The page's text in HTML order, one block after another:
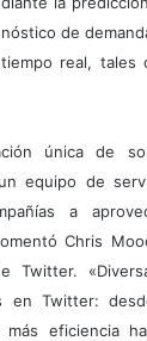
de
real, tales
única de
equipo de
a
Chris
Twitter.
en Twitter:
eficiencia